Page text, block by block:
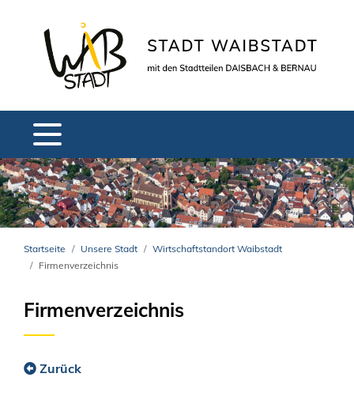
Startseite Unsere Stadt
Wirtschaftstandort Waibstadt
Firmenverzeichnis
Firmenverzeichnis
Zurück